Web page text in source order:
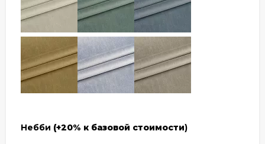
Небби (+20% к базовой стоимости)